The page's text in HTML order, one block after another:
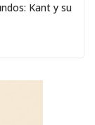
Kant y su